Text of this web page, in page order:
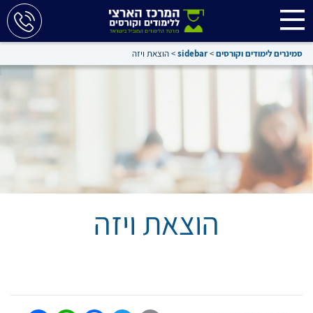
סמינרים לימודים וקורסים>
sidebar
>הוצאת ויזה
הוצאת ויזה